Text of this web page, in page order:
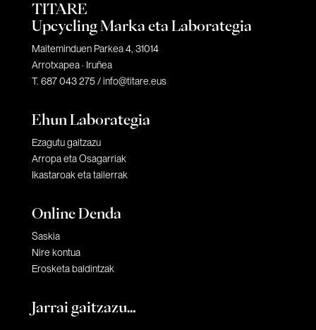
TITARE
Upcycling Marka eta Laborategia
Maiteminduen Parkea 4, 31014
Arrotxapea · Iruñea
T. 687 043 275 /info@titare.eus
Ehun Laborategia
Ezagutu gaitzazu
Arropa eta Osagarriak
Ikastaroak eta tailerrak
Online Denda
Saskia
Nire kontua
Erosketa baldintzak
Jarrai gaitzazu…